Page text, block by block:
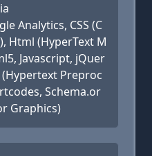
Analytics, CSS (C
Html (HyperText M
Javascript, jQuer
Preproc
Schema.or
Graphics)